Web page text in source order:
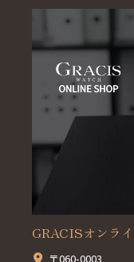
GRACISオンラ
〒060-0003